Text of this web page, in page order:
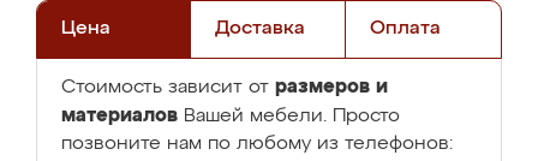
Цена Доставка Оплата
Стоимость зависит от размеров и
материалов Вашей мебели. Просто
позвоните нам по любому из телефонов: